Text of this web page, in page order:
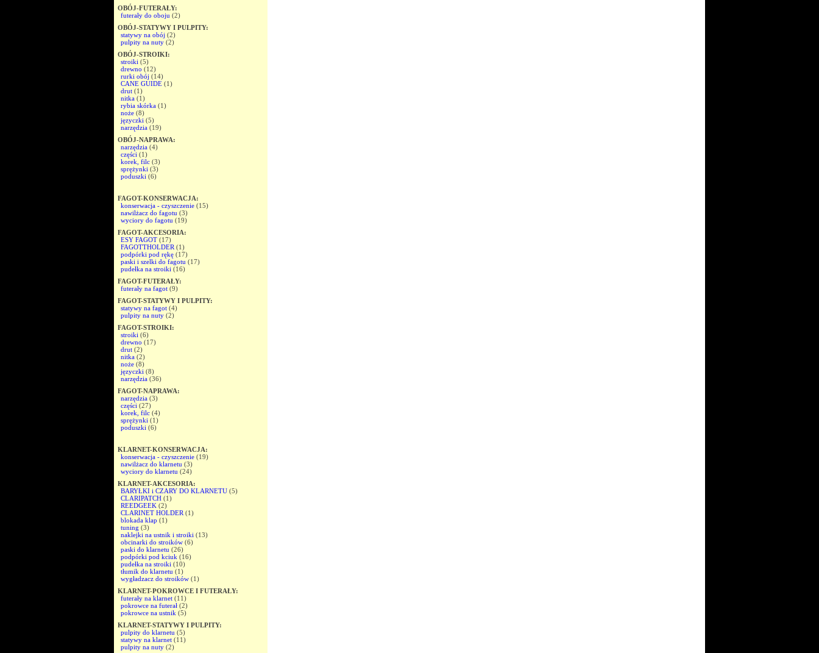
OBÓJ-FUTERAŁY:
futerały do oboju (2)
OBÓJ-STATYWY I PULPITY:
statywy na obój (2)
pulpity na nuty (2)
OBÓJ-STROIKI:
stroiki (5)
drewno (12)
rurki obój (14)
CANE GUIDE (1)
drut (1)
nitka (1)
rybia skórka (1)
noże (8)
języczki (5)
narzędzia (19)
OBÓJ-NAPRAWA:
narzędzia (4)
części (1)
korek, filc (3)
sprężynki (3)
poduszki (6)
FAGOT-KONSERWACJA:
konserwacja - czyszczenie (15)
nawilżacz do fagotu (3)
wyciory do fagotu (19)
FAGOT-AKCESORIA:
ESY FAGOT (17)
FAGOTTHOLDER (1)
podpórki pod rękę (17)
paski i szelki do fagotu (17)
pudełka na stroiki (16)
FAGOT-FUTERAŁY:
futerały na fagot (9)
FAGOT-STATYWY I PULPITY:
statywy na fagot (4)
pulpity na nuty (2)
FAGOT-STROIKI:
stroiki (6)
drewno (17)
drut (2)
nitka (2)
noże (8)
języczki (8)
narzędzia (36)
FAGOT-NAPRAWA:
narzędzia (3)
części (27)
korek, filc (4)
sprężynki (1)
poduszki (6)
KLARNET-KONSERWACJA:
konserwacja - czyszczenie (19)
nawilżacz do klarnetu (3)
wyciory do klarnetu (24)
KLARNET-AKCESORIA:
BARYŁKI i CZARY DO KLARNETU (5)
CLARIPATCH (1)
REEDGEEK (2)
CLARINET HOLDER (1)
blokada klap (1)
tuning (3)
naklejki na ustnik i stroiki (13)
obcinarki do stroików (6)
paski do klarnetu (26)
podpórki pod kciuk (16)
pudełka na stroiki (10)
tłumik do klarnetu (1)
wygładzacz do stroików (1)
KLARNET-POKROWCE I FUTERAŁY:
futerały na klarnet (11)
pokrowce na futerał (2)
pokrowce na ustnik (5)
KLARNET-STATYWY I PULPITY:
pulpity do klarnetu (5)
statywy na klarnet (11)
pulpity na nuty (2)